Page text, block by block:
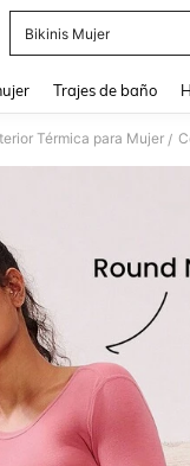
Bikinis Mujer
Trajes de baño
Térmica para Mujer /